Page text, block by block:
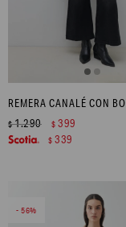
$1.290 $ 399
$ 339
56